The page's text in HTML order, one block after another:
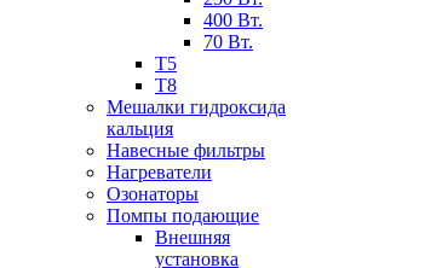
400 Вт.
70 Вт.
Т5
Т8
Мешалки гидроксида
кальция
Навесные фильтры
Нагреватели
Озонаторы
Помпы подающие
Внешняя
установка